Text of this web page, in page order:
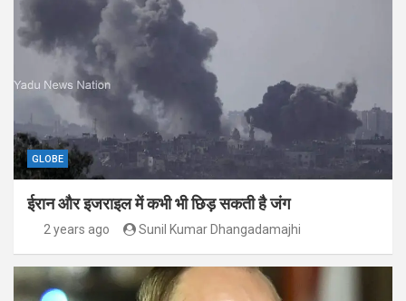
GLOBE
ईरान और इजराइल में कभी भी छिड़ सकती है जंग
2 years ago Sunil Kumar Dhangadamajhi